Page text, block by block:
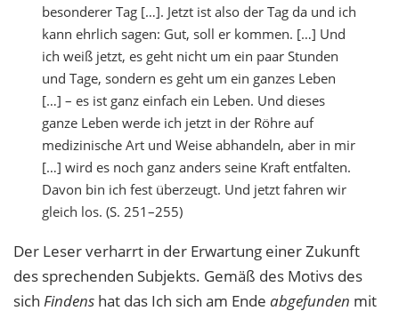
besonderer Tag […]. Jetzt ist also der Tag da und ich
kann ehrlich sagen: Gut, soll er kommen. […] Und
ich weiß jetzt, es geht nicht um ein paar Stunden
und Tage, sondern es geht um ein ganzes Leben
[…] – es ist ganz einfach ein Leben. Und dieses
ganze Leben werde ich jetzt in der Röhre auf
medizinische Art und Weise abhandeln, aber in mir
[…] wird es noch ganz anders seine Kraft entfalten.
Davon bin ich fest überzeugt. Und jetzt fahren wir
gleich los. (S. 251–255)
Der Leser verharrt in der Erwartung einer Zukunft
des sprechenden Subjekts. Gemäß des Motivs des
sich Findens hat das Ich sich am Ende abgefunden mit